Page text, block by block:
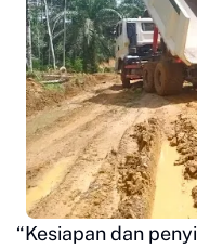
“Kesiapan dan